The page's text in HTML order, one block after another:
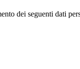
dei seguenti dati